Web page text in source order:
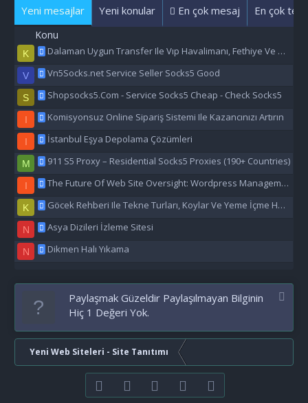
Yeni mesajlar Yeni konular En çok mesaj En çok
Konu
K Dalaman Uygun Transfer Ile Vıp Havalimanı, Fethiye Ve Marmaris Transfer Hizmeti
V Vn5Socks.net Service Seller Socks5 Good
S Shopsocks5.Com - Service Socks5 Cheap - Check Socks5
I Komisyonsuz Online Sipariş Sistemi Ile Kazancınızı Artırın
I İstanbul Eşya Depolama Çözümleri
M 911 S5 Proxy – Residential Socks5 Proxies (190+ Countries)
I The Future Of Web Site Oversight: Wordpress Management Aı
K Göcek Rehberi Ile Tekne Turları, Koylar Ve Yeme İçme Hakkında Eşsiz Bilgiler
N Asya Dizileri İzleme Sitesi
N Dikmen Halı Yıkama
Paylaşmak Güzeldir Paylaşılmayan Bilginin
Hiç 1 Değeri Yok.
Yeni Web Siteleri - Site Tanıtımı
FacebookTwitter youtubeBize ulaşın